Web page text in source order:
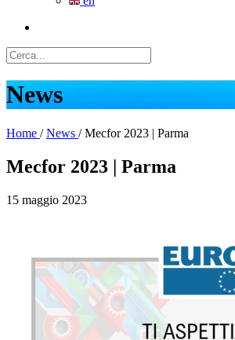
News
Home / News / Mecfor 2023 | Parma
Mecfor 2023 | Parma
15 maggio 2023